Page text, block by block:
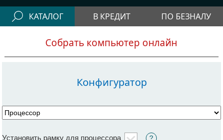
Гор +375 17 256-18-09
Telegram Viber
КАТАЛОГ В КРЕДИТ ПО БЕЗНАЛУ
Конфигураторы
Компьютеры
Рабочие станции
Моноблоки
Собрать компьютер онлайн
Собрать компьютер онлайн
Конфигуратор
Установить рамку для процессора ?